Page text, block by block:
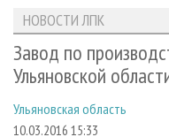
ЛЕСОЗАГОТОВКА
ЛЕСОПИЛЕНИЕ
СУШКА ДРЕВЕСИНЫ
НОВОСТИ ЛПК
НОВОСТИ ЖУРНАЛА
ПРОЕКТЫ ЛПИ
АНАЛИТИКА
ПРЕДПРИЯТИЯ ЛПК
ПЕРСОНЫ
АРХИВ ЖУРНАЛОВ
О ЖУРНАЛЕ
ПОДПИСКА
КОНТАКТЫ
РЕКЛАМОДАТЕЛЯМ
РЕКЛАМА
НОВОСТИ ЛПК
Завод по
Ульяновской
Ульяновская область
10.03.2016 15:33